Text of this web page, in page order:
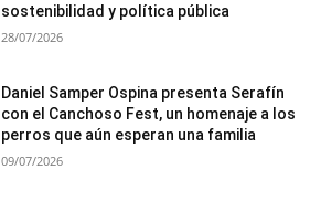
sostenibilidad y política pública
28/07/2026
Daniel Samper Ospina presenta Serafín
con el Canchoso Fest, un homenaje a los
perros que aún esperan una familia
09/07/2026